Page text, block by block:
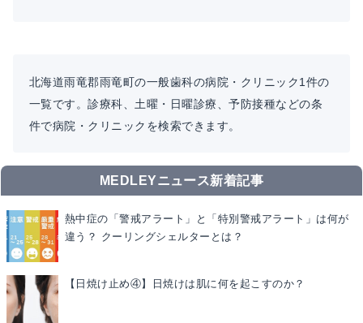
北海道雨竜郡雨竜町の一般歯科の病院・クリニック1件の
一覧です。診療科、土曜・日曜診療、予防接種などの条
件で病院・クリニックを検索できます。
MEDLEYニュース新着記事
熱中症の「警戒アラート」と「特別警戒アラート」は何が
違う？ クーリングシェルターとは？
【日焼け止め④】日焼けは肌に何を起こすのか？